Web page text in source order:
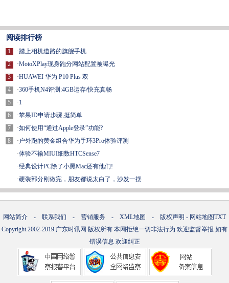
阅读排行榜
1
2
3
4
5
6
7
8
·踏上相机道路的旗舰手机
·MotoXPlay现身跑分网站配置被曝光
·HUAWEI 华为 P10 Plus 双
·360手机N4评测:4GB运存/快充真畅
·1
·苹果ID申请步骤,挺简单
·如何使用“通过Apple登录”功能?
· 户外跑的黄金组合华为手环3Pro体验评测
·体验不输MIUI细数HTCSense7
·经典设计PC除了小黑Mac还有他们!
·硬装部分刚做完，朋友都说太白了，沙发一摆
网站简介 - 联系我们 - 营销服务 - XML地图 - 版权声明 - 网站地图TXT
Copyright.2002-2019 广东时讯网 版权所有 本网拒绝一切非法行为 欢迎监督举报 如有
错误信息 欢迎纠正